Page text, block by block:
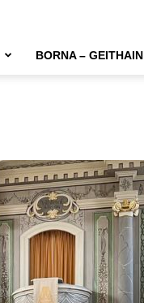
BORNA – GEITHAIN